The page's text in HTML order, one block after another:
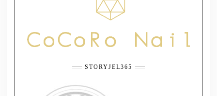
STORYJEL365